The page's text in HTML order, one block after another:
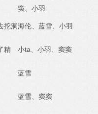
窦、小羽
挖洞海伦、蓝雪、小羽
精 小ta、小羽、窦窦
蓝雪
蓝雪、窦窦